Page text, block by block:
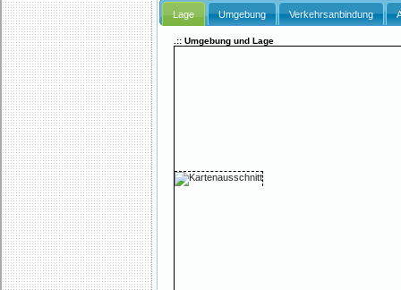
Lage Umgebung Verkehrsanbindung
.:: Umgebung und Lage